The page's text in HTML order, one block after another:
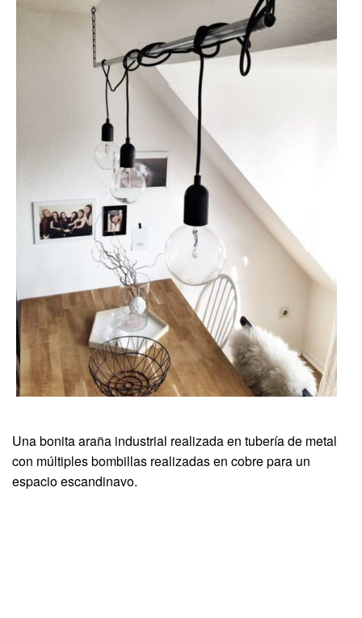
Una bonita araña industrial realizada en tubería de metal
con múltiples bombillas realizadas en cobre para un
espacio escandinavo.